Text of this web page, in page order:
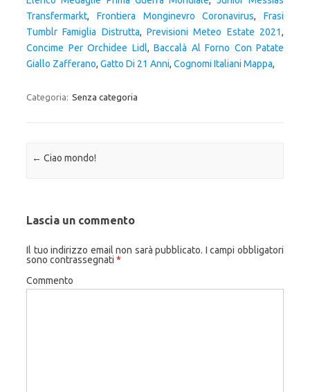
Transfermarkt, Frontiera Monginevro Coronavirus, Frasi
Tumblr Famiglia Distrutta,Previsioni Meteo Estate 2021,
Concime Per Orchidee Lidl, Baccalà Al Forno Con Patate
Giallo Zafferano, Gatto Di 21 Anni, Cognomi Italiani Mappa,
Categoria: Senza categoria
Navigazione articolo
← Ciao mondo!
Lascia un commento
Il tuo indirizzo email non sarà pubblicato. I campi obbligatori
sono contrassegnati *
Commento